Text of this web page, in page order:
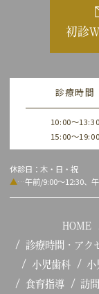
初診
診療時間
10:00～13:30
15:00～19:00
休診日：木・日・祝
▲…午前/9:00～12:30、
HOME
診療時間・アク
小児歯科
小
食育指導
訪